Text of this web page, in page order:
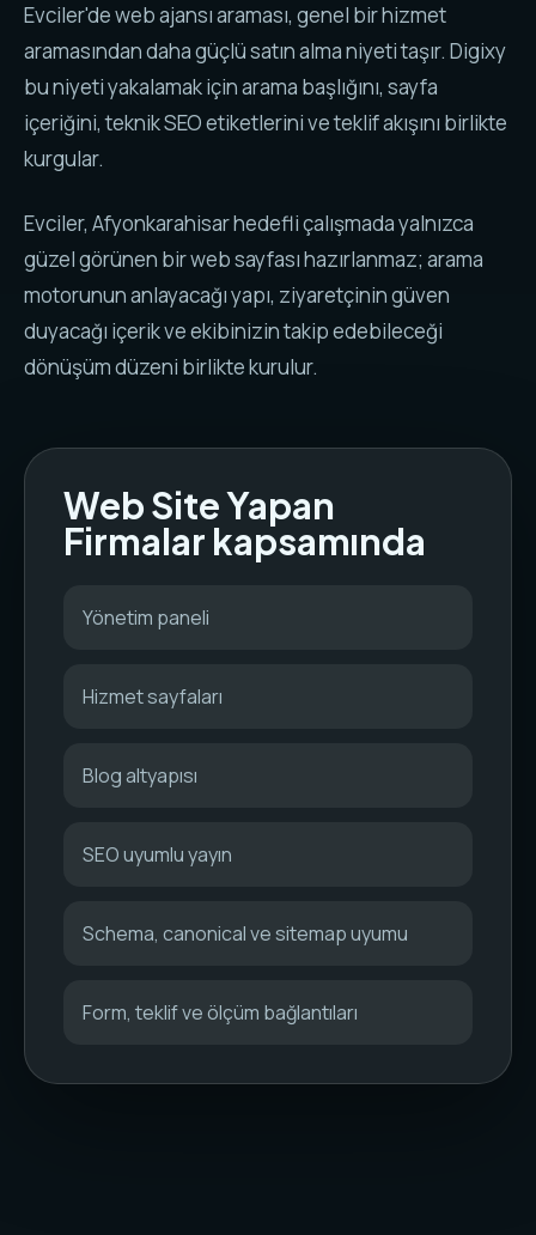
Evciler'de web ajansı araması, genel bir hizmet
aramasından daha güçlü satın alma niyeti taşır. Digixy
bu niyeti yakalamak için arama başlığını, sayfa
içeriğini, teknik SEO etiketlerini ve teklif akışını birlikte
kurgular.
Evciler, Afyonkarahisar hedefli çalışmada yalnızca
güzel görünen bir web sayfası hazırlanmaz; arama
motorunun anlayacağı yapı, ziyaretçinin güven
duyacağı içerik ve ekibinizin takip edebileceği
dönüşüm düzeni birlikte kurulur.
Web Site Yapan
Firmalar kapsamında
Yönetim paneli
Hizmet sayfaları
Blog altyapısı
SEO uyumlu yayın
Schema, canonical ve sitemap uyumu
Form, teklif ve ölçüm bağlantıları